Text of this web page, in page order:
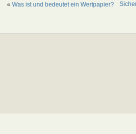
« Was ist und bedeutet ein Wertpapier?